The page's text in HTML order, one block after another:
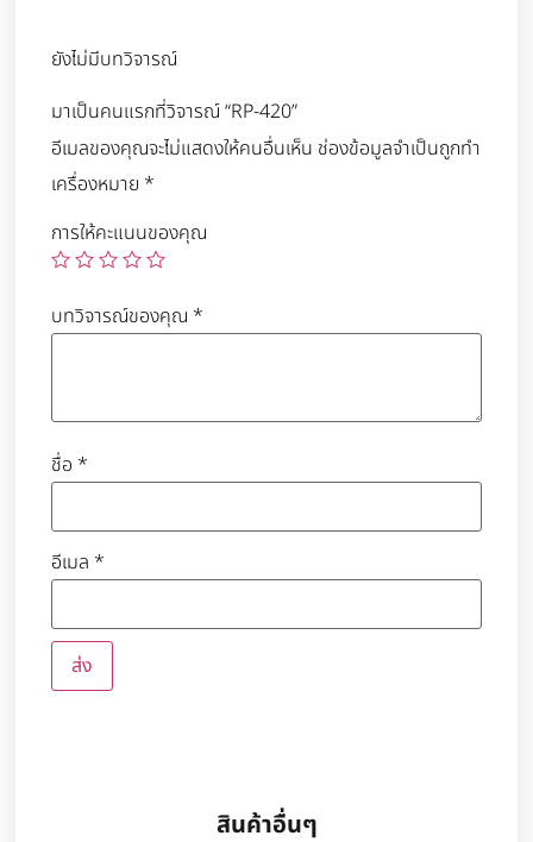
ยังไม่มีบทวิจารณ์
มาเป็นคนแรกที่วิจารณ์ “RP-420”
อีเมลของคุณจะไม่แสดงให้คนอื่นเห็น ช่องข้อมูลจำเป็นถูกทำ
เครื่องหมาย *
การให้คะแนนของคุณ
บทวิจารณ์ของคุณ *
ชื่อ *
อีเมล *
สินค้าอื่นๆ